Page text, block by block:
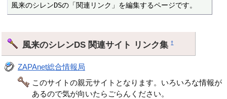
風来のシレンDSの「関連リンク」を編集するページです。
風来のシレンDS 関連サイト リンク集†
ZAPAnet総合情報局
このサイトの親元サイトとなります。いろいろな情報が
あるので気が向いたらごらんください。